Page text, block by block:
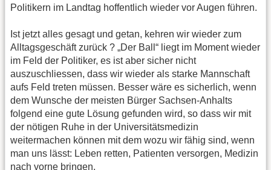
Politikern im Landtag hoffentlich wieder vor Augen führen.
Ist jetzt alles gesagt und getan, kehren wir wieder zum
Alltagsgeschäft zurück ? „Der Ball“ liegt im Moment wieder
im Feld der Politiker, es ist aber sicher nicht
auszuschliessen, dass wir wieder als starke Mannschaft
aufs Feld treten müssen. Besser wäre es sicherlich, wenn
dem Wunsche der meisten Bürger Sachsen-Anhalts
folgend eine gute Lösung gefunden wird, so dass wir mit
der nötigen Ruhe in der Universitätsmedizin
weitermachen können mit dem wozu wir fähig sind, wenn
man uns lässt: Leben retten, Patienten versorgen, Medizin
nach vorne bringen.